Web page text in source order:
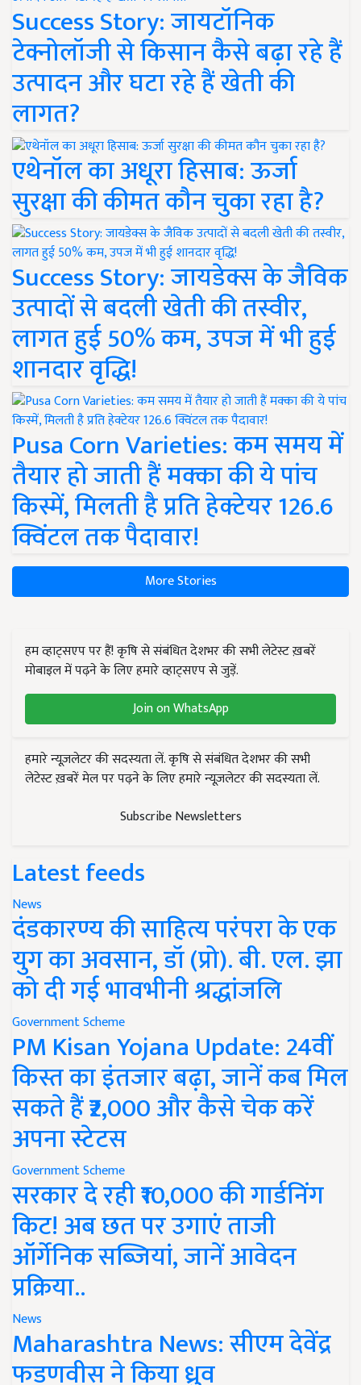
Success Story: जायटॉनिक
टेक्नोलॉजी से किसान कैसे बढ़ा रहे हैं
उत्पादन और घटा रहे हैं खेती की
लागत?
एथेनॉल का अधूरा हिसाब: ऊर्जा
सुरक्षा की कीमत कौन चुका रहा है?
Success Story: जायडेक्स के जैविक
उत्पादों से बदली खेती की तस्वीर,
लागत हुई 50% कम, उपज में भी हुई
शानदार वृद्धि!
Pusa Corn Varieties: कम समय में
तैयार हो जाती हैं मक्का की ये पांच
किस्में, मिलती है प्रति हेक्टेयर 126.6
क्विंटल तक पैदावार!
More Stories
हम व्हाट्सएप पर हैं! कृषि से संबंधित देशभर की सभी लेटेस्ट ख़बरें
मोबाइल में पढ़ने के लिए हमारे व्हाट्सएप से जुड़ें.
Join on WhatsApp
हमारे न्यूज़लेटर की सदस्यता लें. कृषि से संबंधित देशभर की सभी
लेटेस्ट ख़बरें मेल पर पढ़ने के लिए हमारे न्यूज़लेटर की सदस्यता लें.
Subscribe Newsletters
Latest feeds
News
दंडकारण्य की साहित्य परंपरा के एक
युग का अवसान, डॉ (प्रो). बी. एल. झा
को दी गई भावभीनी श्रद्धांजलि
Government Scheme
PM Kisan Yojana Update: 24वीं
किस्त का इंतजार बढ़ा, जानें कब मिल
सकते हैं ₹2,000 और कैसे चेक करें
अपना स्टेटस
Government Scheme
सरकार दे रही ₹10,000 की गार्डनिंग
किट! अब छत पर उगाएं ताजी
ऑर्गेनिक सब्जियां, जानें आवेदन
प्रक्रिया..
News
Maharashtra News: सीएम देवेंद्र
फडणवीस ने किया ध्रुव